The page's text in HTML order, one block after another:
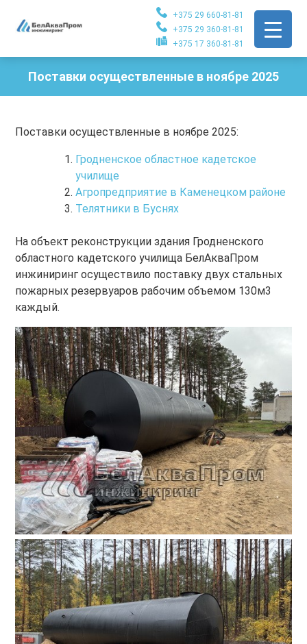
+375 29 660-81-81
+375 29 360-81-81
+375 17 360-81-81
Поставки осуществленные в ноябре 2025
Поставки осуществленные в ноябре 2025:
Гродненское областное кадетское
училище
Агропредприятие в Каменецком районе
Телятники в Буснях
На объект реконструкции здания Гродненского
областного кадетского училища БелАкваПром
инжиниринг осуществило поставку двух стальных
пожарных резервуаров рабочим объемом 130м3
каждый.